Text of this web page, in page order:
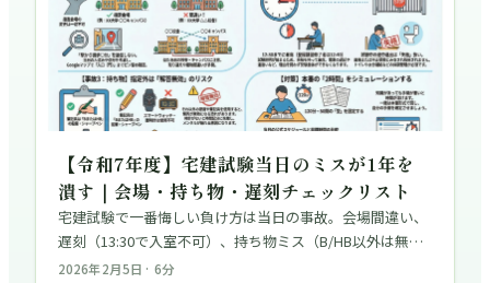
【令和7年度】宅建試験当日のミスが1年を
潰す｜会場・持ち物・遅刻チェックリスト
宅建試験で一番悔しい負け方は当日の事故。会場間違い、
遅刻（13:30で入室不可）、持ち物ミス（B/HB以外は無
効）など、年1回の試験を台無しにしないためのチェック
2026年2月5日 · 6分